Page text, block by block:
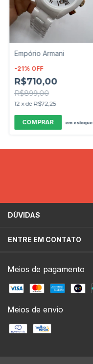
Empório Armani
-21% OFF
R$710,00
R$899,00
12 xde R$72,25
em estoque
DÚVIDAS
ENTRE EM CONTATO
Meios de pagamento
Meios de envio